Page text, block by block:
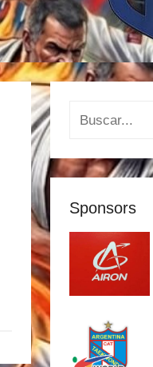
Buscar:
Sponsors